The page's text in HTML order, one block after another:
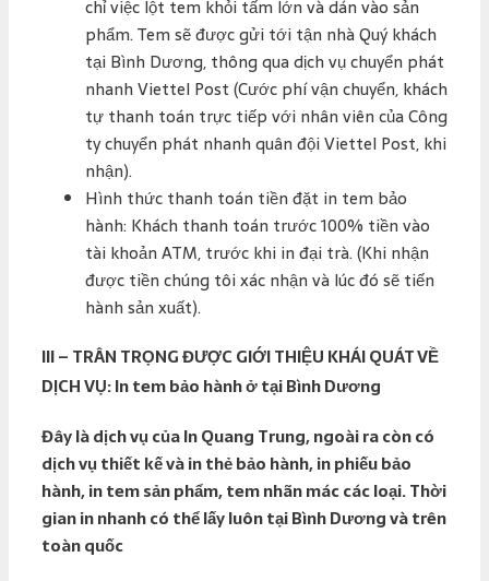
chỉ việc lột tem khỏi tấm lớn và dán vào sản
phẩm. Tem sẽ được gửi tới tận nhà Quý khách
tại Bình Dương, thông qua dịch vụ chuyển phát
nhanh Viettel Post (Cước phí vận chuyển, khách
tự thanh toán trực tiếp với nhân viên của Công
ty chuyển phát nhanh quân đội Viettel Post, khi
nhận).
Hình thức thanh toán tiền đặt in tem bảo
hành: Khách thanh toán trước 100% tiền vào
tài khoản ATM, trước khi in đại trà. (Khi nhận
được tiền chúng tôi xác nhận và lúc đó sẽ tiến
hành sản xuất).
III – TRÂN TRỌNG ĐƯỢC GIỚI THIỆU KHÁI QUÁT VỀ
DỊCH VỤ:In tem bảo hành ở tại Bình Dương
Đây là dịch vụ của In Quang Trung, ngoài ra còn có
dịch vụ thiết kế và in thẻ bảo hành, in phiếu bảo
hành, in tem sản phẩm, tem nhãn mác các loại. Thời
gian in nhanh có thể lấy luôn tại Bình Dương và trên
toàn quốc